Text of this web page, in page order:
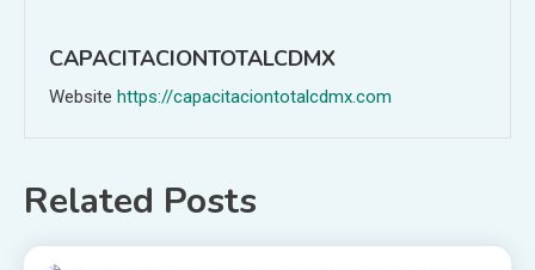
CAPACITACIONTOTALCDMX
Website https://capacitaciontotalcdmx.com
Related Posts